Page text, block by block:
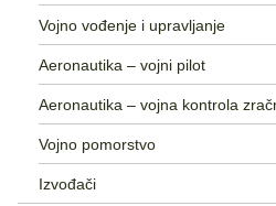
Vojno vođenje i upravljanje
Aeronautika – vojni pilot
Aeronautika – vojna kontrola
Vojno pomorstvo
Izvođači